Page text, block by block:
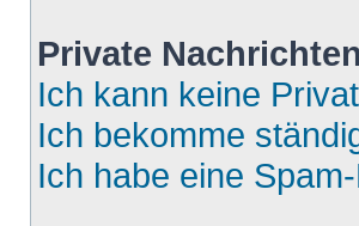
Private Nachrichten
Ich kann keine
Ich bekomme
Ich habe eine